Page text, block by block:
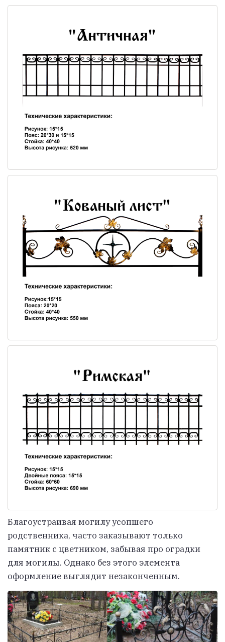
Благоустраивая могилу усопшего
родственника, часто заказывают только
памятник с цветником, забывая про оградки
для могилы. Однако без этого элемента
оформление выглядит незаконченным.